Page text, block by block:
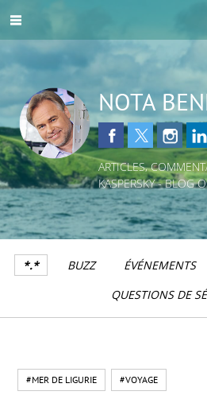
NOTA
ARTICLES,
KASPERSKY - BLOG
*.* BUZZ ÉVÉNEMENTS
QUESTIONS DE
#MER DE LIGURIE #VOYAGE